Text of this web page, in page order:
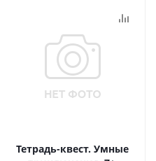
Тетрадь-квест. Умные